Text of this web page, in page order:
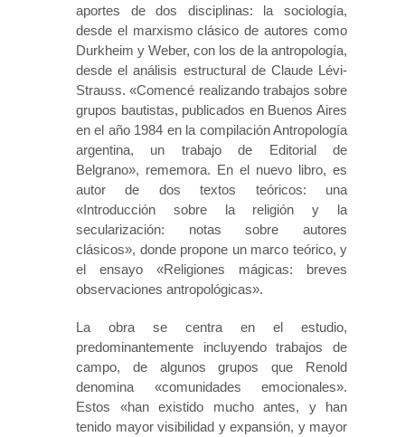
aportes de dos disciplinas: la sociología,
desde el marxismo clásico de autores como
Durkheim y Weber, con los de la antropología,
desde el análisis estructural de Claude Lévi-
Strauss. «Comencé realizando trabajos sobre
grupos bautistas, publicados en Buenos Aires
en el año 1984 en la compilación Antropología
argentina, un trabajo de Editorial de
Belgrano», rememora. En el nuevo libro, es
autor de dos textos teóricos: una
«Introducción sobre la religión y la
secularización: notas sobre autores
clásicos», donde propone un marco teórico, y
el ensayo «Religiones mágicas: breves
observaciones antropológicas».
La obra se centra en el estudio,
predominantemente incluyendo trabajos de
campo, de algunos grupos que Renold
denomina «comunidades emocionales».
Estos «han existido mucho antes, y han
tenido mayor visibilidad y expansión, y mayor